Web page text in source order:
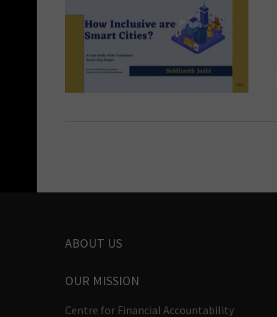
ABOUT US
OUR MISSION
Centre for Financial Accountability